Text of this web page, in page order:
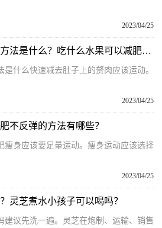
2023/04/25
快速减去肚子上赘肉的方法是什么？吃什么水果可以减肥瘦肚子？
什么快速减去肚子上的赘肉应该运动。
2023/04/25
不反弹的方法有哪些？
瘦身应该要足量运动。瘦身运动应该选择
2023/04/25
灵芝煮水小孩子可以喝吗？
建议先洗一遍。灵芝在炮制、运输、销售